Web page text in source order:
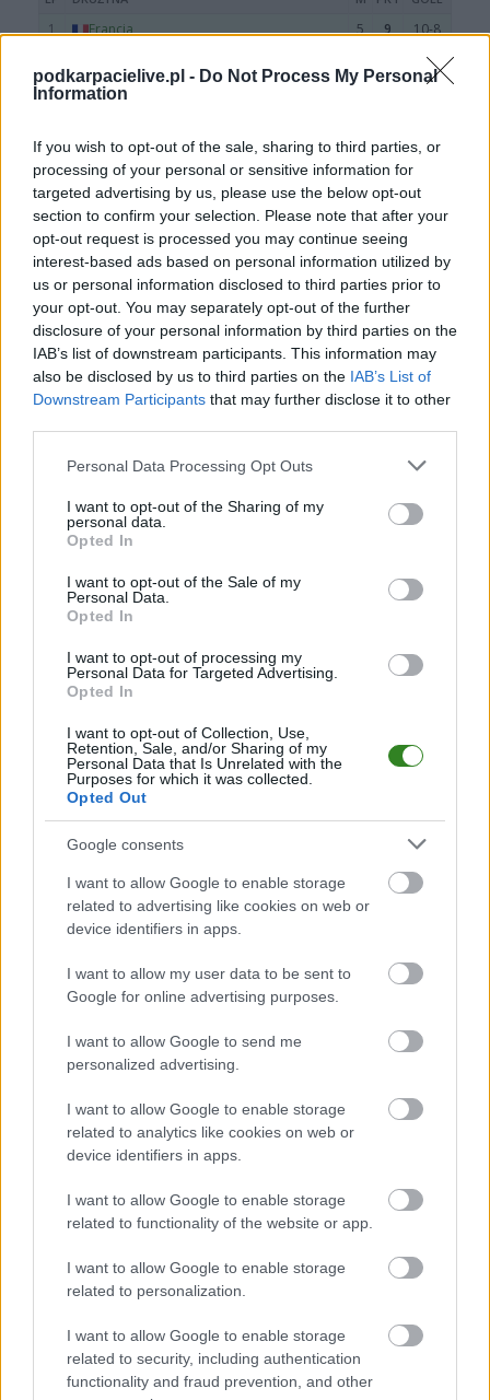
podkarpacielive.pl - Do Not Process My Personal
Information
If you wish to opt-out of the sale, sharing to third parties, or
processing of your personal or sensitive information for
targeted advertising by us, please use the below opt-out
section to confirm your selection. Please note that after your
opt-out request is processed you may continue seeing
interest-based ads based on personal information utilized by
us or personal information disclosed to third parties prior to
your opt-out. You may separately opt-out of the further
disclosure of your personal information by third parties on the
IAB’s list of downstream participants. This information may
also be disclosed by us to third parties on the IAB’s List of
Downstream Participants that may further disclose it to other
Please note that this website/app uses one or more Google
not limited to your visit or usage behaviour. You may click to
grant or deny consent to Google and its third-party tags to
use your data for below specified purposes in below Google
consent section.
Personal Data Processing Opt Outs
I want to opt-out of the Sharing of my
personal data.
Opted In
I want to opt-out of the Sale of my
Personal Data.
Opted In
I want to opt-out of processing my
Personal Data for Targeted Advertising.
Opted In
I want to opt-out of Collection, Use,
Retention, Sale, and/or Sharing of my
Personal Data that Is Unrelated with the
Purposes for which it was collected.
Opted Out
Google consents
I want to allow Google to enable storage
related to advertising like cookies on web or
device identifiers in apps.
I want to allow my user data to be sent to
Google for online advertising purposes.
I want to allow Google to send me
personalized advertising.
I want to allow Google to enable storage
related to analytics like cookies on web or
device identifiers in apps.
I want to allow Google to enable storage
related to functionality of the website or app.
I want to allow Google to enable storage
related to personalization.
I want to allow Google to enable storage
related to security, including authentication
functionality and fraud prevention, and other
Więcej o meczu: Irak - Norwegia
Więcej o lidze:gr. I - MŚ 2026
CZYTAJ TAKŻE
Anglia pokonała
półfinale! [SKRÓT
MECZU]
Hiszpania -
dogr. [Finał MŚ
2026-06-14 12:41
Irak - Norwegia
transmisja na żywo.
Gdzie oglądać?
(17.06.2026)
⚠
Teraz komentarze są domyślnie ukryte, aby
poprawić komfort korzystania z serwisu. Kliknij
przycisk „Zobacz komentarze”, aby je wyświetlić i
NASTĘPNY ARTYKUŁ
2026-06-17 11:32
Wola. Pracował m.in. w Wieczystej
Kraków i Widzewie Łódź
Asseco Resovia Developres Rzeszów
Cellfast Wilki Krosno|
Texom Stal Rzeszów Stal Mielec Motor Lublin|
Stal Rzeszów| Stal Stalowa Wola | Wisła Kraków